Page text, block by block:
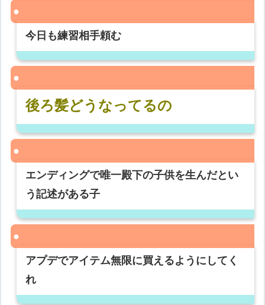
今日も練習相手頼む
後ろ髪どうなってるの
エンディングで唯一殿下の子供を生んだとい
う記述がある子
アプデでアイテム無限に買えるようにしてく
れ